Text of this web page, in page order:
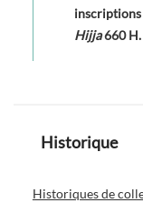
inscriptions
Hijja660 H.
Historique
Historiques de